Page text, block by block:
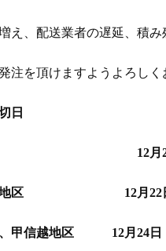
え、配送業者の遅延、積み
注を頂けますようよろしく
日
地区 12月21日
国地区 12月22日
、甲信越地区 12月24日